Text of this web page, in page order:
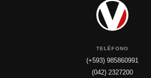
TELÉFONO
(+593) 985860991
(042) 2327200